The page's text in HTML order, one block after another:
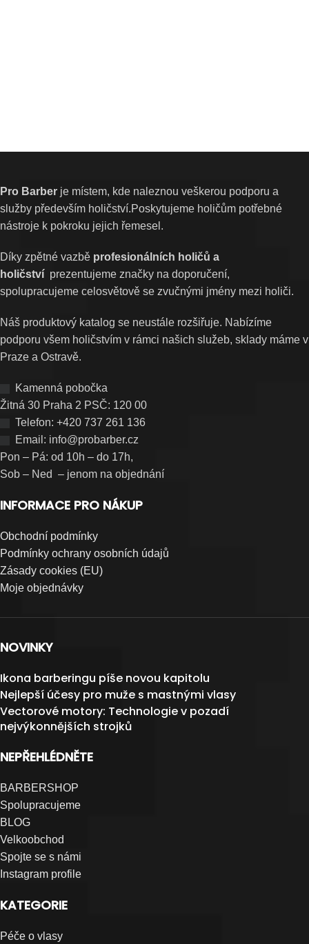
Pro Barber je místem, kde naleznou veškerou podporu a
služby především holičství.Poskytujeme holičům potřebné
nástroje k pokroku jejich řemesel.
Díky zpětné vazbě profesionálních holičů a
holičství prezentujeme značky na doporučení,
spolupracujeme celosvětově se zvučnými jmény mezi holiči.
Náš produktový katalog se neustále rozšiřuje. Nabízíme
podporu všem holičstvím v rámci našich služeb, sklady máme v
Praze a Ostravě.
Kamenná pobočka
Žitná 30 Praha 2 PSČ: 120 00
Telefon: +420 737 261 136
Email: info@probarber.cz
Pon – Pá: od 10h – do 17h,
Sob – Ned – jenom na objednání
INFORMACE PRO NÁKUP
Obchodní podmínky
Podmínky ochrany osobních údajů
Zásady cookies (EU)
Moje objednávky
NOVINKY
Ikona barberingu píše novou kapitolu
Nejlepší účesy pro muže s mastnými vlasy
Vectorové motory: Technologie v pozadí
nejvýkonnějších strojků
NEPŘEHLÉDNĚTE
BARBERSHOP
Spolupracujeme
BLOG
Velkoobchod
Spojte se s námi
Instagram profile
KATEGORIE
Péče o vlasy